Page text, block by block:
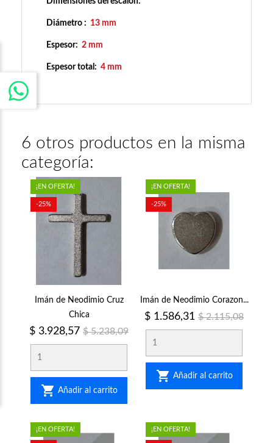
Diámetro : 13 mm
Espesor: 2 mm
Espesor total: 4 mm
6 otros productos en la misma
categoría:
Imán de Neodimio Cruz
Chica
Precio
$ 3.928,57 Precio
regular
$ 5.238,09
 Añadir al carrito
¡EN OFERTA!
-25%
Imán de Neodimio Corazon...
Precio
$ 1.586,31 Precio
regular
$ 2.115,08
 Añadir al carrito
¡EN OFERTA!
-25%
¡EN OFERTA! ¡EN OFERTA!